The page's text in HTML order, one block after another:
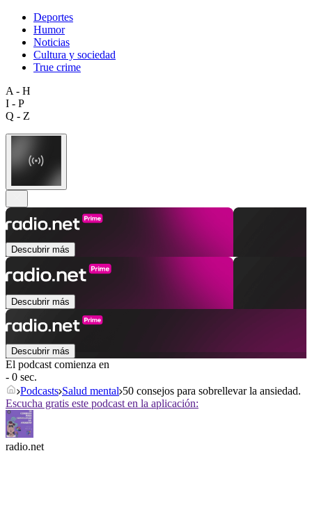
Deportes
Humor
Noticias
Cultura y sociedad
True crime
A - H
I - P
Q - Z
Descubrir más
Descubrir más
Descubrir más
El podcast comienza en
- 0 sec.
Podcasts Salud mental 50 consejos para sobrellevar la ansiedad.
Escucha gratis este podcast en la aplicación:
radio.net